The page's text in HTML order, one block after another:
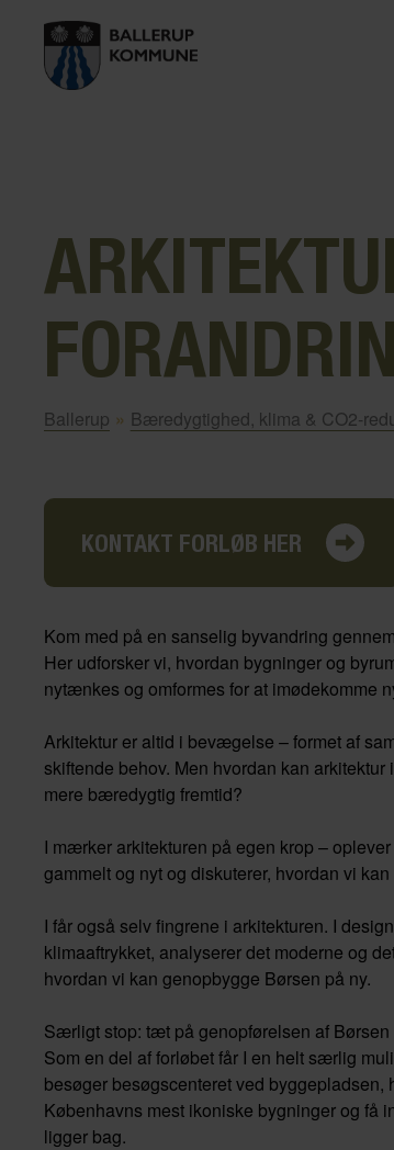
Ballerup » Bæredygtighed, klima & CO2-
KONTAKT FORLØB HER
Kom med på en sanselig byvandring
Her udforsker vi, hvordan bygninger og
nytænkes og omformes for at imødekomme
Arkitektur er altid i bevægelse – formet af
skiftende behov. Men hvordan kan
mere bæredygtig fremtid?
I mærker arkitekturen på egen krop –
gammelt og nyt og diskuterer, hvordan vi
I får også selv fingrene i arkitekturen. I
klimaaftrykket, analyserer det moderne og
hvordan vi kan genopbygge Børsen på ny.
Særligt stop: tæt på genopførelsen af Børsen
Som en del af forløbet får I en helt særlig
besøger besøgscenteret ved
Københavns mest ikoniske bygninger og få
ligger bag.